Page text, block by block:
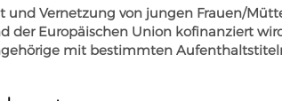
und Vernetzung von jungen Frauen/
der Europäischen Union kofinanziert
mit bestimmten